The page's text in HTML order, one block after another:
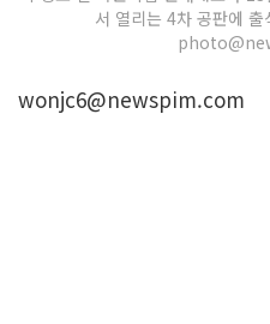
서 열리는 4차 공판에
wonjc6@newspim.com